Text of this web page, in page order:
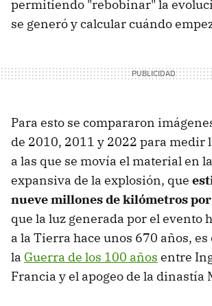
permitiendo "rebobinar" la
se generó y calcular cuándo
Para esto se compararon
de 2010, 2011 y 2022 para medir
a las que se movía el material en
expansiva de la explosión, que
nueve millones de kilómetros
que la luz generada por el evento
a la Tierra hace unos 670 años,
la Guerra de los 100 años entre
Francia y el apogeo de la dinastía